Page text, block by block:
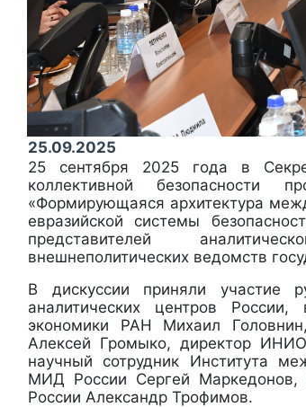
25.09.2025
25 сентября 2025 года в
коллективной
«Формирующаяся архитектура
евразийской системы
представителей
внешнеполитических ведомств
В дискуссии приняли участие
аналитических центров
экономики РАН Михаил
Алексей Громыко, директор
научный сотрудник Института
МИД России Сергей
России Александр Трофимов.